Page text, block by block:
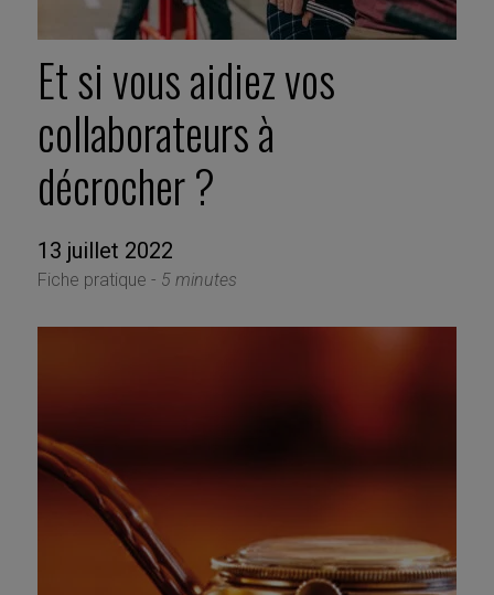
Et si vous aidiez vos
collaborateurs à
décrocher ?
13 juillet 2022
Fiche pratique - 5 minutes